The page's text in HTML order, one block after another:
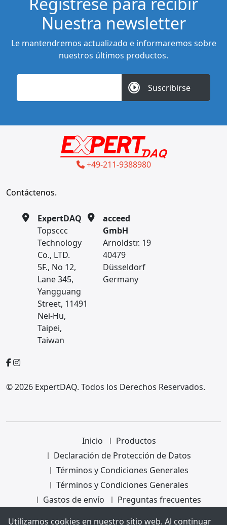
Nuestra newsletter
Le mantendremos actualizado e informaremos sobre
nuestros últimos productos.
Suscribirse
+49-211-9388980
Contáctenos.
ExpertDAQ
Topsccc
Technology
Co., LTD.
5F., No 12,
Lane 345,
Yangguang
Street, 11491
Nei-Hu,
Taipei,
Taiwan
acceed
GmbH
Arnoldstr. 19
40479
Düsseldorf
Germany
© 2026 ExpertDAQ. Todos los Derechos Reservados.
Inicio
Productos
Declaración de Protección de Datos
Términos y Condiciones Generales
Términos y Condiciones Generales
Gastos de envío
Preguntas frecuentes
Utilizamos cookies en nuestro sitio web. Al continuar